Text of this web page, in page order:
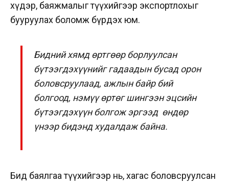
хүдэр, баяжмалыг түүхийгээр экспортлохыг
бууруулах боломж бүрдэх юм.
Бидний хямд өртгөөр борлуулсан
бүтээгдэхүүнийг гадаадын бусад орон
боловсруулаад, ажлын байр бий
болгоод, нэмүү өртөг шингээн эцсийн
бүтээгдэхүүн болгож эргээд өндөр
үнээр бидэнд худалдаж байна.
Бид баялгаа түүхийгээр нь, хагас боловсруулсан